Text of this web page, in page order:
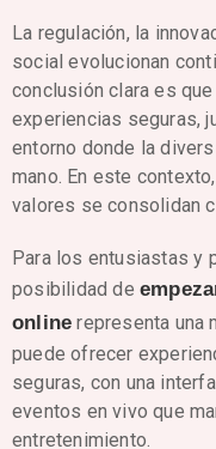
La regulación, la
social evolucionan
conclusión clara es
experiencias seguras,
entorno donde la
mano. En este
valores se consolidan
Para los entusiastas y
posibilidad de
online representa una
puede ofrecer
seguras, con una
eventos en vivo que
entretenimiento.